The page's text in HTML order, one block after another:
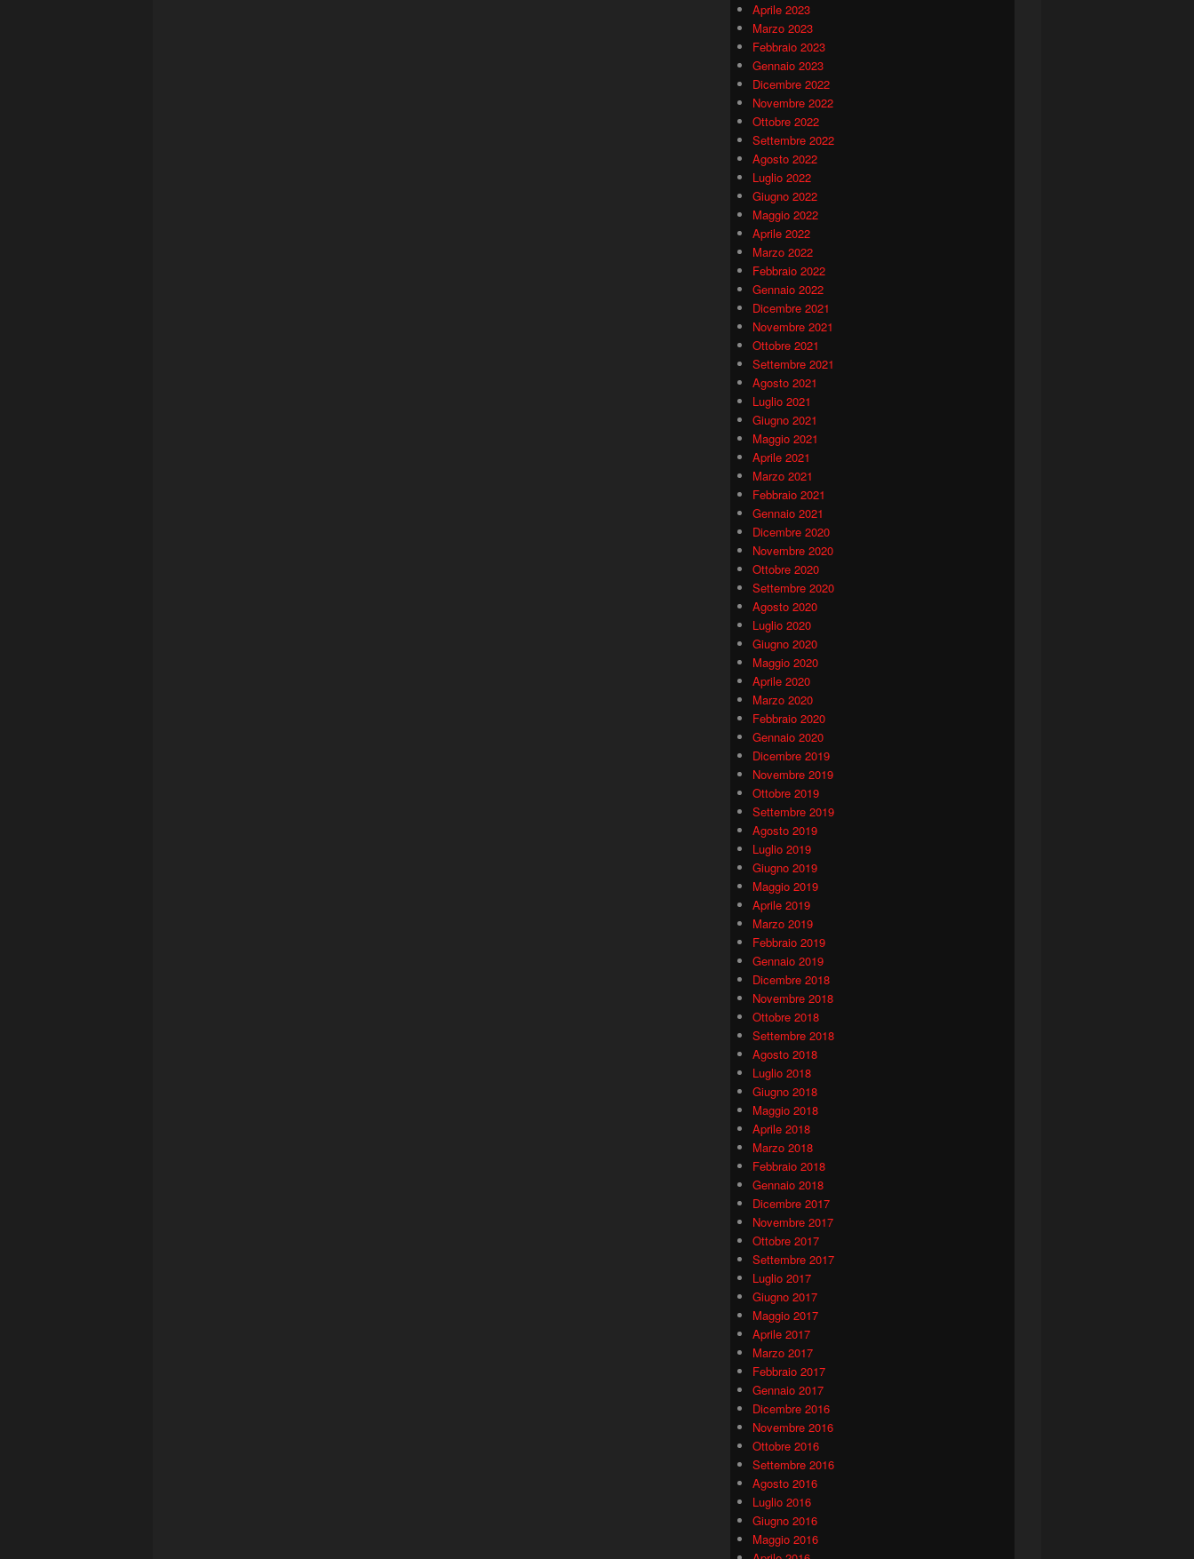
Aprile 2023
Marzo 2023
Febbraio 2023
Gennaio 2023
Dicembre 2022
Novembre 2022
Ottobre 2022
Settembre 2022
Agosto 2022
Luglio 2022
Giugno 2022
Maggio 2022
Aprile 2022
Marzo 2022
Febbraio 2022
Gennaio 2022
Dicembre 2021
Novembre 2021
Ottobre 2021
Settembre 2021
Agosto 2021
Luglio 2021
Giugno 2021
Maggio 2021
Aprile 2021
Marzo 2021
Febbraio 2021
Gennaio 2021
Dicembre 2020
Novembre 2020
Ottobre 2020
Settembre 2020
Agosto 2020
Luglio 2020
Giugno 2020
Maggio 2020
Aprile 2020
Marzo 2020
Febbraio 2020
Gennaio 2020
Dicembre 2019
Novembre 2019
Ottobre 2019
Settembre 2019
Agosto 2019
Luglio 2019
Giugno 2019
Maggio 2019
Aprile 2019
Marzo 2019
Febbraio 2019
Gennaio 2019
Dicembre 2018
Novembre 2018
Ottobre 2018
Settembre 2018
Agosto 2018
Luglio 2018
Giugno 2018
Maggio 2018
Aprile 2018
Marzo 2018
Febbraio 2018
Gennaio 2018
Dicembre 2017
Novembre 2017
Ottobre 2017
Settembre 2017
Luglio 2017
Giugno 2017
Maggio 2017
Aprile 2017
Marzo 2017
Febbraio 2017
Gennaio 2017
Dicembre 2016
Novembre 2016
Ottobre 2016
Settembre 2016
Agosto 2016
Luglio 2016
Giugno 2016
Maggio 2016